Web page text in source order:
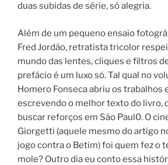
duas subidas de série, só alegria.
Além de um pequeno ensaio
Fred Jordão, retratista tricolor
mundo das lentes, cliques e filtros
prefácio é um luxo só. Tal qual no
Homero Fonseca abriu os trabalhos
escrevendo o melhor texto do livro,
buscar reforços em São Paul0. O
Giorgetti (aquele mesmo do artigo
jogo contra o Betim) foi quem fez o
mole? Outro dia eu conto essa